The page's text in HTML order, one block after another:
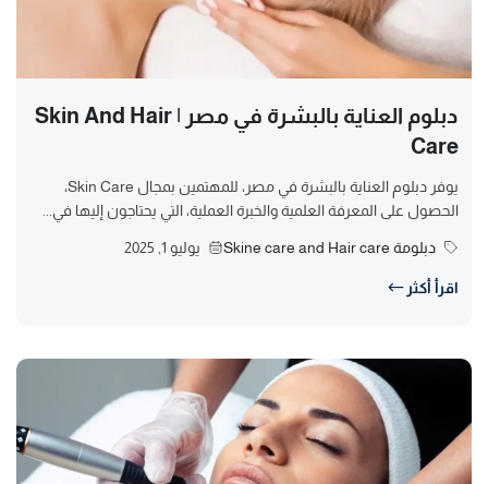
دبلوم العناية بالبشرة في مصر | Skin And Hair
Care
يوفر دبلوم العناية بالبشرة في مصر، للمهتمين بمجال Skin Care،
الحصول على المعرفة العلمية والخبرة العملية، التي يحتاجون إليها في...
دبلومة Skine care and Hair care يوليو 1, 2025
اقرأ أكثر